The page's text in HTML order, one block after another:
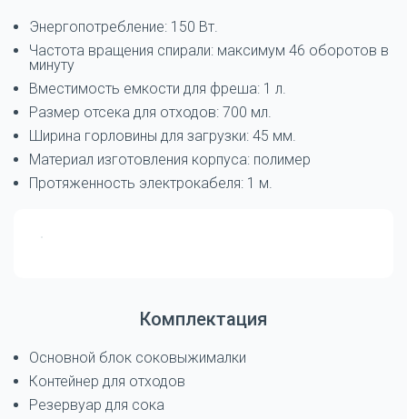
Энергопотребление: 150 Вт.
Частота вращения спирали: максимум 46 оборотов в
минуту
Вместимость емкости для фреша: 1 л.
Размер отсека для отходов: 700 мл.
Ширина горловины для загрузки: 45 мм.
Материал изготовления корпуса: полимер
Протяженность электрокабеля: 1 м.
Комплектация
Основной блок соковыжималки
Контейнер для отходов
Резервуар для сока